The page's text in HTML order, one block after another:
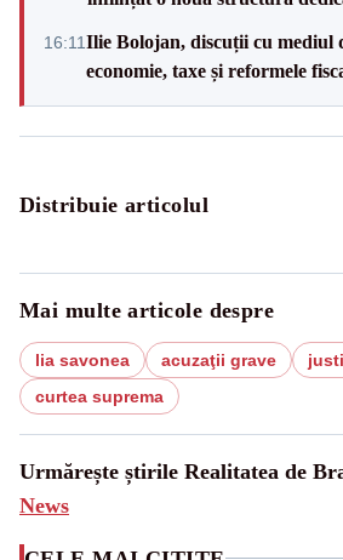
16:11Ilie Bolojan, discuții cu mediul
economie, taxe și reformele
Distribuie articolul
Mai multe articole despre
lia savonea acuzaţii grave
curtea suprema
Urmărește știrile Realitatea de
News